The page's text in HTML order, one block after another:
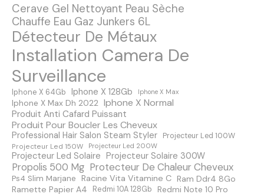
d
e
s
m
e
s
s
a
Cerave Gel Nettoyant Peau Sèche
Chauffe Eau Gaz Junkers 6L
Détecteur De Métaux
Installation Camera De
Surveillance
Iphone X 64Gb Iphone X 128Gb Iphone X Max
Iphone X Max Dh 2022 Iphone X Normal
Produit Anti Cafard Puissant
Produit Pour Boucler Les Cheveux
Professional Hair Salon Steam Styler
Projecteur Led 100W
Projecteur Led 150W
Projecteur Led 200W
Projecteur Led Solaire Projecteur Solaire 300W
Propolis 500 Mg Protecteur De Chaleur Cheveux
Ps4 Slim Marjane Racine Vita Vitamine C Ram Ddr4 8Go
Ramette Papier A4
Redmi 10A 128Gb Redmi Note 10 Pro